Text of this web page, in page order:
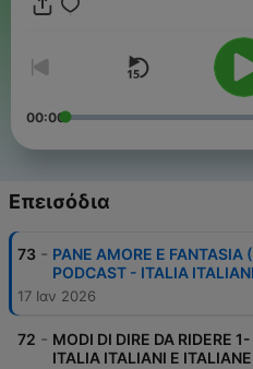
and more. For Italian learners
https://www.patreon.com/
or make a donation on PayPal to
https://paypal.me/AllyoucanItaly
or offer us a cup of cofee:
#ItalianLifestyle
Diventa un supporter di questo
https://www.spreaker.com/
italian-language-podcast--
00:00
Επεισόδια
73 - PANE AMORE E
PODCAST - ITALIA
17 Ιαν 2026
72 - MODI DI DIRE DA RIDERE
ITALIA ITALIANI E